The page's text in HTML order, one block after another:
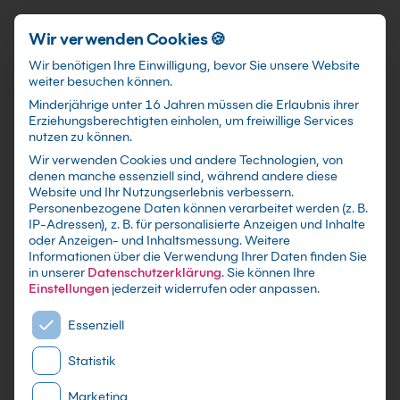
Schnellzugriff
FileMaker Pro
Datenbanken Kurs
mit Zertifikat als Live Online Training,
Präsenzseminar in IT-Schulungszentren sowie
maßgeschneiderte Firmen- oder Inhouse-
Schulung für dein Team - Lerne und erweitere
dein FinalMaker Wissen
Wir verwenden Cookies 🍪
Wir benötigen Ihre Einwilligung, bevor Sie unsere Website
weiter besuchen können.
Minderjährige unter 16 Jahren müssen die Erlaubnis ihrer
Erziehungsberechtigten einholen, um freiwillige Services
nutzen zu können.
Wir verwenden Cookies und andere Technologien, von
denen manche essenziell sind, während andere diese
Website und Ihr Nutzungserlebnis verbessern.
Personenbezogene Daten können verarbeitet werden (z. B.
IP-Adressen), z. B. für personalisierte Anzeigen und Inhalte
oder Anzeigen- und Inhaltsmessung.Weitere
Informationen über die Verwendung Ihrer Daten finden Sie
in unserer Datenschutzerklärung.Sie können Ihre
Einstellungen jederzeit widerrufen oder anpassen.
Es folgt eine Liste der Service-Gruppen, für die eine
Essenziell
Statistik
Marketing